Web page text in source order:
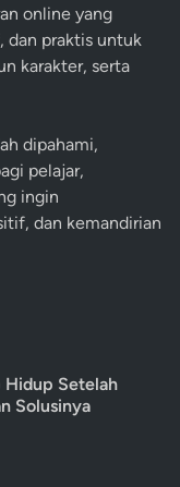
online yang
dan praktis untuk
karakter, serta
dipahami,
pelajar,
ingin
dan kemandirian
Hidup Setelah
Solusinya